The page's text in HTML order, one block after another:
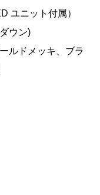
ユニット付属）
ウン)
ルドメッキ、ブラ